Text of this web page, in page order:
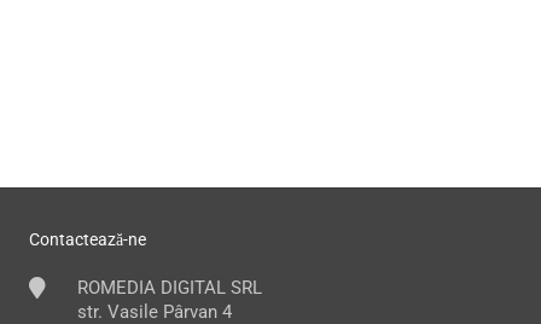
Contactează-ne
ROMEDIA DIGITAL SRL
str. Vasile Pârvan 4